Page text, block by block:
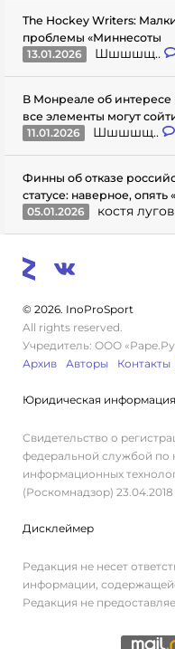
The Hockey Writers:
проблемы «Миннесоты
13.01.2026
Шшшшщ..
В Монреале об интересе
все элементы могут
11.01.2026
Шшшшщ..
Финны об отказе
статусе: наверное,
05.01.2026
костя
© 2026. InoProSport
All rights reserved.
Учредитель: ООО
Архив
Авторы Контакты
Юридическая информация
Свидетельство о
федеральной службой по
информационных
(Роскомнадзор) 23.04.2018
Дисклеймер
Редакция не несет
информации,
Редакция не